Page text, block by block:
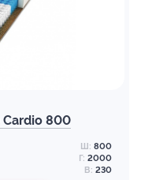
Cardio 800
Ш: 800
Г: 2000
В: 230